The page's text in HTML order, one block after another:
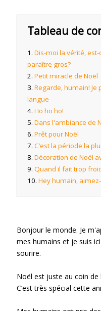
Tableau de
Dis-moi la vérité,
paraître gros?
Petit miracle de Noël
Regarde, humain!
langue
Ho ho ho!
Dans l'ambiance de
Prêt pour Noël
C’est la période la
Décoration de Noël
Quand il fait trop
Hey humain,
Bonjour le monde. Je
mes humains et je suis
sourire.
Noël est juste au coin de
C’est très spécial cette